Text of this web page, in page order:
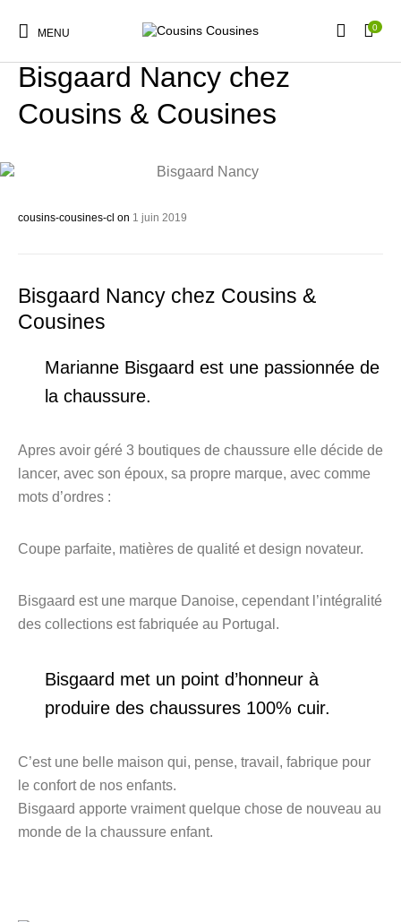
MENU 0
Promotions Chaussures
CHAUSSURES NOS MARQUES
Bisgaard Nancy chez
Cousins & Cousines
cousins-cousines-cl on 1 juin 2019
Bisgaard Nancy chez Cousins &
Cousines
Marianne Bisgaard est une passionnée de
la chaussure.
Apres avoir géré 3 boutiques de chaussure elle décide de
lancer, avec son époux, sa propre marque, avec comme
mots d’ordres :
Coupe parfaite, matières de qualité et design novateur.
Bisgaard est une marque Danoise, cependant l’intégralité
des collections est fabriquée au Portugal.
Bisgaard met un point d’honneur à
produire des chaussures 100% cuir.
C’est une belle maison qui, pense, travail, fabrique pour
le confort de nos enfants.
Bisgaard apporte vraiment quelque chose de nouveau au
monde de la chaussure enfant.